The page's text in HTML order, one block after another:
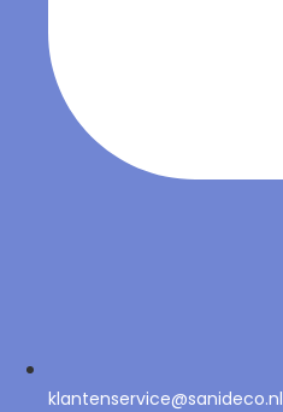
klantenservice@sanideco.nl